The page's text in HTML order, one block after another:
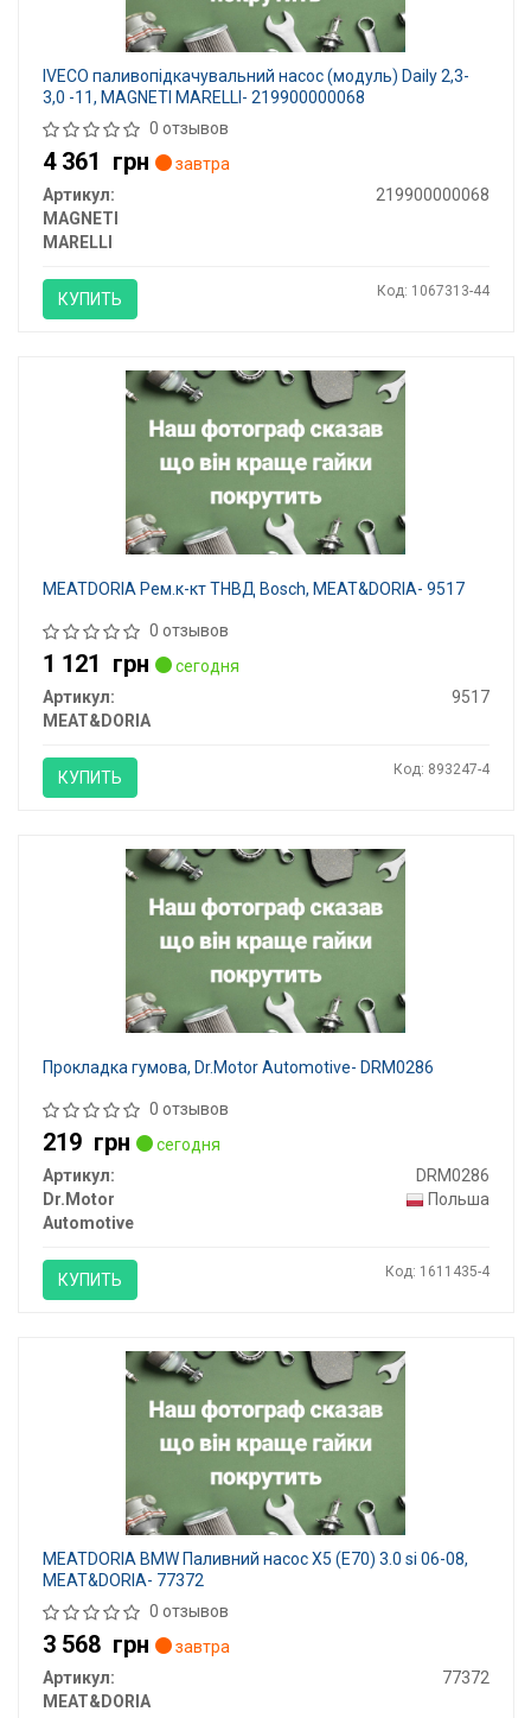
IVECO паливопідкачувальний насос (модуль) Daily 2,3-
3,0 -11, MAGNETI MARELLI- 219900000068
0 отзывов
4 361 грн
завтра
Артикул:
219900000068
MAGNETI
MARELLI
КУПИТЬ Код: 1067313-44
MEATDORIA Рем.к-кт ТНВД Bosch, MEAT&DORIA- 9517
0 отзывов
1 121 грн
сегодня
Артикул:
9517
MEAT&DORIA
КУПИТЬ Код: 893247-4
Прокладка гумова, Dr.Motor Automotive- DRM0286
0 отзывов
219 грн
сегодня
Артикул:
DRM0286
Dr.Motor
Automotive
Польша
КУПИТЬ Код: 1611435-4
MEATDORIA BMW Паливний насос X5 (E70) 3.0 si 06-08,
MEAT&DORIA- 77372
0 отзывов
3 568 грн
завтра
Артикул:
77372
MEAT&DORIA